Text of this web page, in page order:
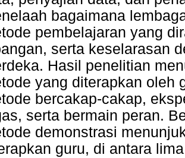
bagaimana
pembelajaran yang
serta keselarasan
Hasil penelitian
yang diterapkan oleh
bercakap-cakap,
serta bermain peran.
demonstrasi
guru, di antara